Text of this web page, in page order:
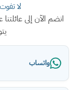
لا
انضم الآن إلى
واتساب